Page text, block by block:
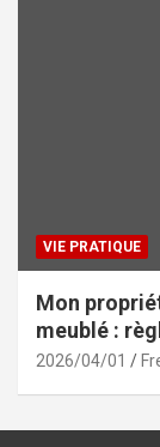
VIE PRATIQUE
Mon
meublé :
2026/04/01